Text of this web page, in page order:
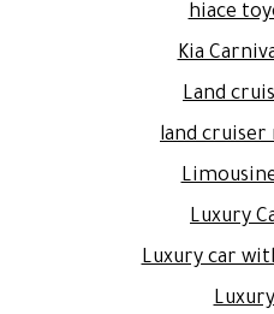
hiace
Kia
Land
land
Luxury
Luxury car